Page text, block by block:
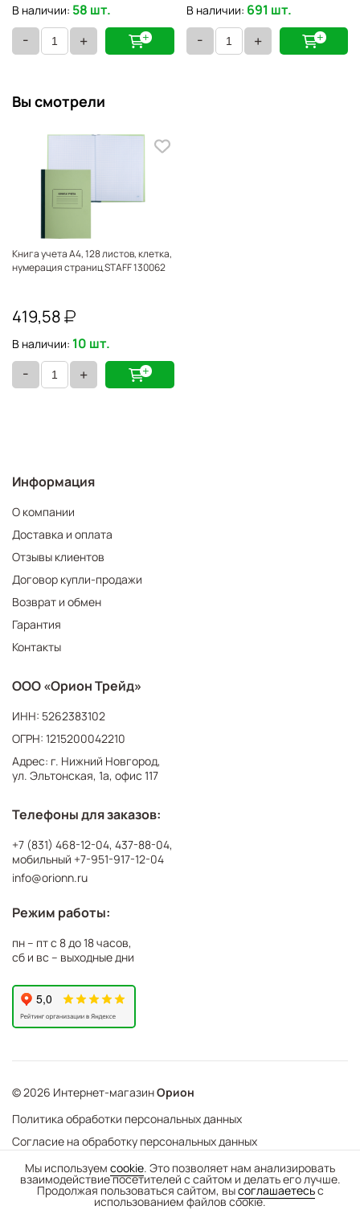
Мы используем cookie. Это позволяет нам анализировать
взаимодействие посетителей с сайтом и делать его лучше.
Продолжая пользоваться сайтом, высоглашаетесьс
использованием файлов cookie.
- + В корзину
В наличии: 58 шт.
- +
В наличии: 691 шт.
- +
Вы смотрели
Книга учета А4, 128 листов, клетка,
нумерация страниц STAFF 130062
419,58
В наличии: 10 шт.
- +
Информация
О компании
Доставка и оплата
Отзывы клиентов
Договор купли-продажи
Возврат и обмен
Гарантия
Контакты
ООО «Орион Трейд»
ИНН: 5262383102
ОГРН: 1215200042210
Адрес: г. Нижний Новгород,
ул. Эльтонская, 1а, офис 117
Телефоны для заказов:
+7 (831) 468-12-04, 437-88-04,
мобильный +7-951-917-12-04
info@orionn.ru
Режим работы:
пн – пт с 8 до 18 часов,
сб и вс – выходные дни
© 2026 Интернет-магазинОрион
Политика обработки персональных данных
Согласие на обработку персональных данных
Web Механика
- создание интернет-магазинов